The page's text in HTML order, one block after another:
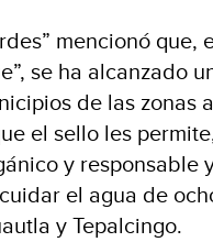
mencionó que,
se ha alcanzado
de las zonas
el sello les
y responsable
el agua de
y Tepalcingo.